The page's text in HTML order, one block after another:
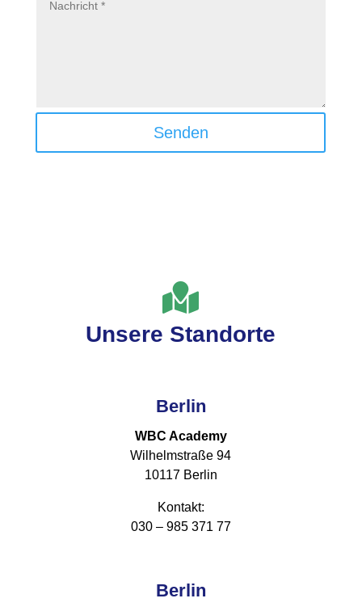
Senden

Unsere Standorte
Berlin
WBC Academy
Wilhelmstraße 94
10117 Berlin
Kontakt:
030 – 985 371 77
Berlin